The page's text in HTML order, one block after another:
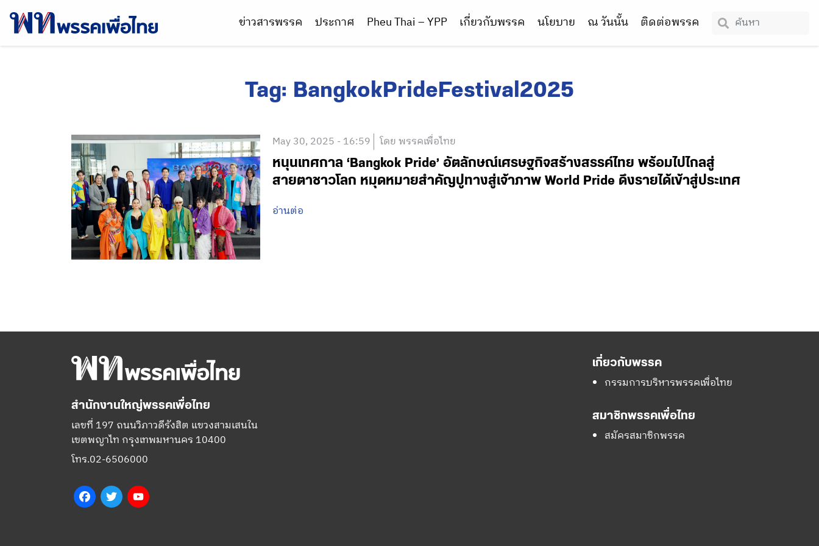
ข่าวสารพรรค ประกาศ Pheu Thai – YPP เกี่ยวกับพรรค นโยบาย ณ วันนั้น ติดต่อพรรค
Tag: BangkokPrideFestival2025
May 30, 2025 - 16:59 โดย พรรคเพื่อไทย
หนุนเทศกาล ‘Bangkok Pride’ อัตลักษณ์เศรษฐกิจสร้างสรรค์ไทย พร้อมไปไกลสู่
สายตาชาวโลก หมุดหมายสำคัญปูทางสู่เจ้าภาพ World Pride ดึงรายได้เข้าสู่ประเทศ
อ่านต่อ
สำนักงานใหญ่พรรคเพื่อไทย
เลขที่ 197 ถนนวิภาวดีรังสิต แขวงสามเสนใน
เขตพญาไท กรุงเทพมหานคร 10400
โทร.02-6506000
FacebookTwitter
เกี่ยวกับพรรค
กรรมการบริหารพรรคเพื่อไทย
สมาชิกพรรคเพื่อไทย
สมัครสมาชิกพรรค